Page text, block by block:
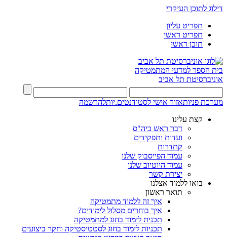
דילוג לתוכן העיקרי
תפריט עליון
תפריט ראשי
תוכן ראשי
בית הספר למדעי המתמטיקה
אוניברסיטת תל אביב
מערכת פניותאזור אישי לסטודנטים.יותלהרשמה
קצת עלינו
דבר ראש ביה"ס
ועדות ותפקידים
קתדרות
עמוד הפייסבוק שלנו
עמוד היוטיוב שלנו
יצירת קשר
בואו ללמוד אצלנו
תואר ראשון
איך זה ללמוד מתמטיקה
איך בוחרים מסלול לימודים?
תכנית לימוד בחוג למתמטיקה
תכניות לימוד בחוג לסטטיסטיקה וחקר ביצועים